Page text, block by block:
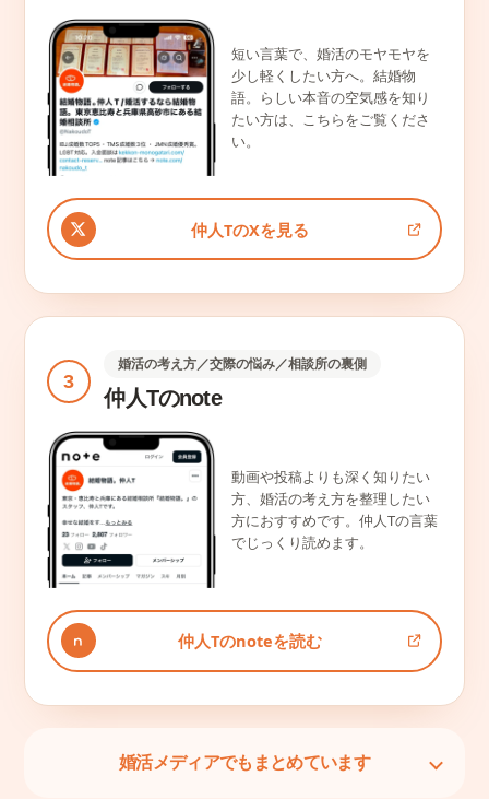
短い言葉で、婚活のモヤモヤを
少し軽くしたい方へ。結婚物
語。らしい本音の空気感を知り
たい方は、こちらをご覧くださ
い。
仲人TのXを見る
3
婚活の考え方／交際の悩み／相談所の裏側
仲人Tのnote
動画や投稿よりも深く知りたい
方、婚活の考え方を整理したい
方におすすめです。仲人Tの言葉
でじっくり読めます。
仲人Tのnoteを読む
婚活メディアでもまとめています